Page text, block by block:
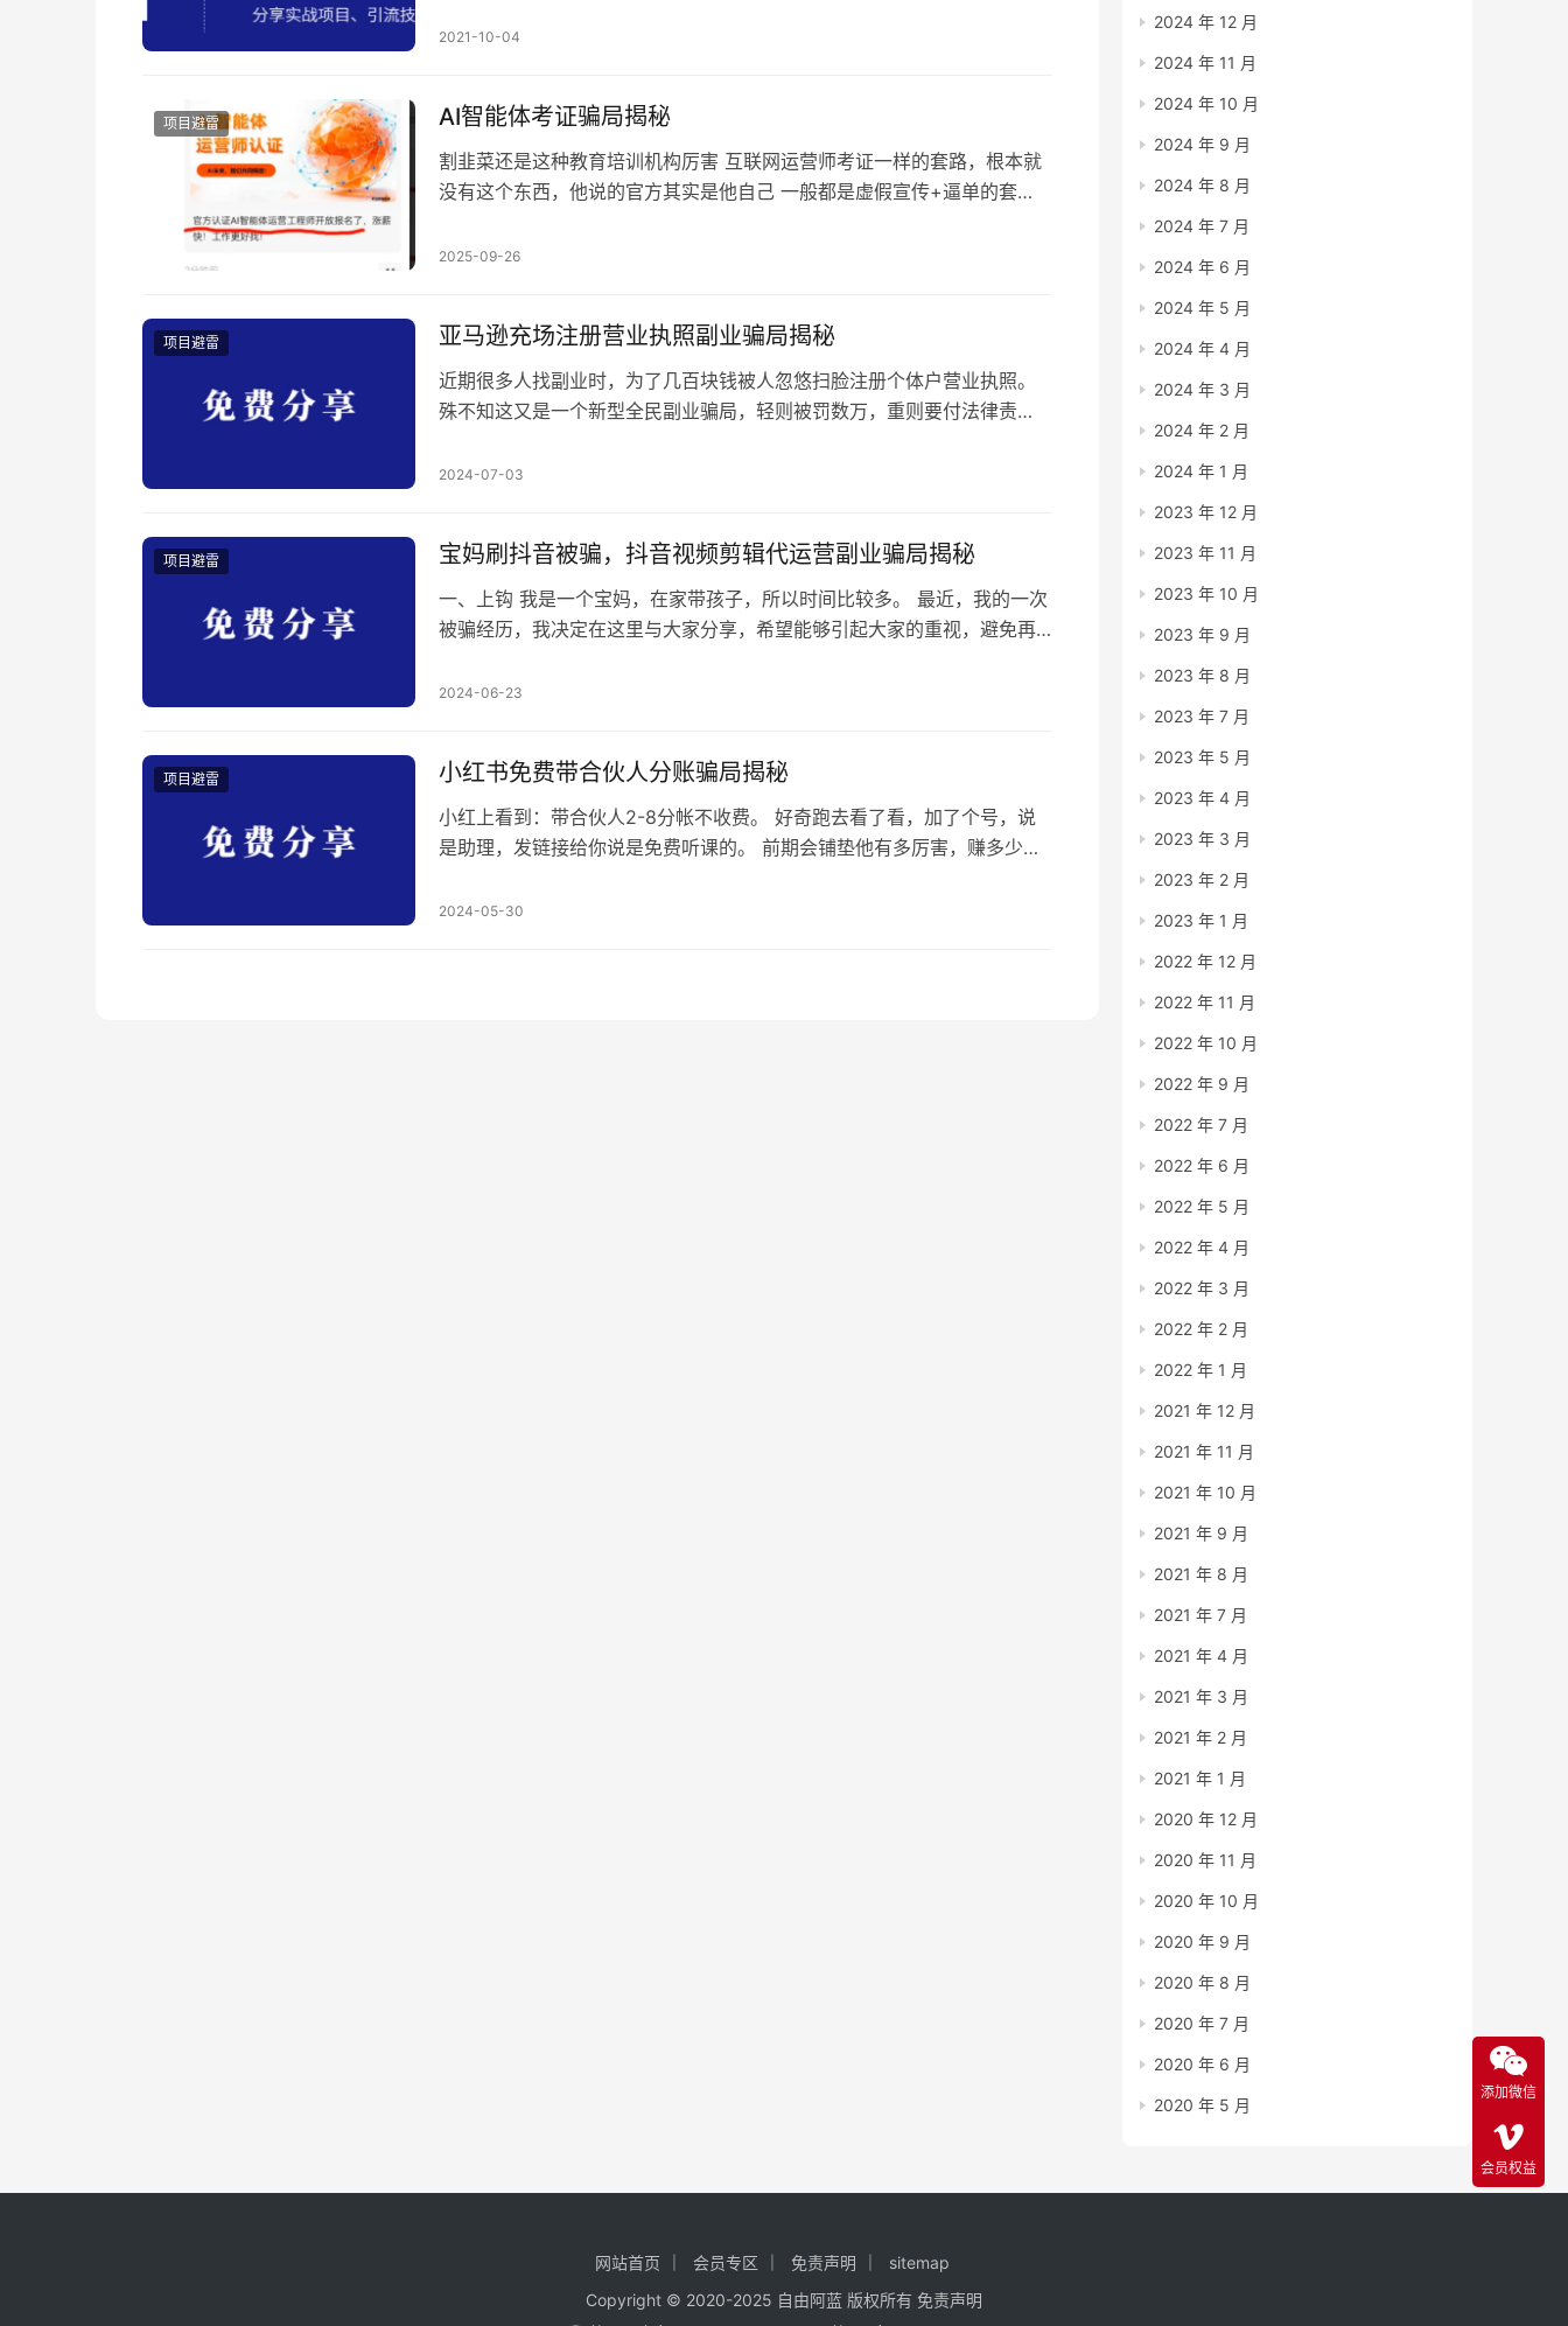
我声明一下啊，这个只是我个人用来评估项目的，不构成投资建议 好，我
2021-10-04
项目避雷 AI智能体考证骗局揭秘
割韭菜还是这种教育培训机构厉害 互联网运营师考证一样的套路，根本就
没有这个东西，他说的官方其实是他自己 一般都是虚假宣传+逼单的套
过万 实际上这玩意没有人会认，就和互联网运营一样，是骡子是马，拿出
2025-09-26
项目避雷 亚马逊充场注册营业执照副业骗局揭秘
近期很多人找副业时，为了几百块钱被人忽悠扫脸注册个体户营业执照。
殊不知这又是一个新型全民副业骗局，轻则被罚数万，重则要付法律责
给你 200-300块钱左右。 大部分做这个副业的人，从来不知道这里面有什
2024-07-03
项目避雷 宝妈刷抖音被骗，抖音视频剪辑代运营副业骗局揭秘
一、上钩 我是一个宝妈，在家带孩子，所以时间比较多。 最近，我的一次
被骗经历，我决定在这里与大家分享，希望能够引起大家的重视，避免再
音，偶然点开了一个关于剪映视频讲解的直播。 主播说只要1元就能领取一
2024-06-23
项目避雷 小红书免费带合伙人分账骗局揭秘
小红上看到：带合伙人2-8分帐不收费。 好奇跑去看了看，加了个号，说
是助理，发链接给你说是免费听课的。 前期会铺垫他有多厉害，赚多少
这样的。这次只要学员15个人，大家就开始抢名额了。 不要学费，你赚钱
2024-05-30
2024 年 12 月
2024 年 11 月
2024 年 10 月
2024 年 9 月
2024 年 8 月
2024 年 7 月
2024 年 6 月
2024 年 5 月
2024 年 4 月
2024 年 3 月
2024 年 2 月
2024 年 1 月
2023 年 12 月
2023 年 11 月
2023 年 10 月
2023 年 9 月
2023 年 8 月
2023 年 7 月
2023 年 5 月
2023 年 4 月
2023 年 3 月
2023 年 2 月
2023 年 1 月
2022 年 12 月
2022 年 11 月
2022 年 10 月
2022 年 9 月
2022 年 7 月
2022 年 6 月
2022 年 5 月
2022 年 4 月
2022 年 3 月
2022 年 2 月
2022 年 1 月
2021 年 12 月
2021 年 11 月
2021 年 10 月
2021 年 9 月
2021 年 8 月
2021 年 7 月
2021 年 4 月
2021 年 3 月
2021 年 2 月
2021 年 1 月
2020 年 12 月
2020 年 11 月
2020 年 10 月
2020 年 9 月
2020 年 8 月
2020 年 7 月
2020 年 6 月
2020 年 5 月
网站首页 会员专区 免责声明
sitemap
Copyright © 2020-2025 自由阿蓝 版权所有 免责声明
添加微信
会员权益